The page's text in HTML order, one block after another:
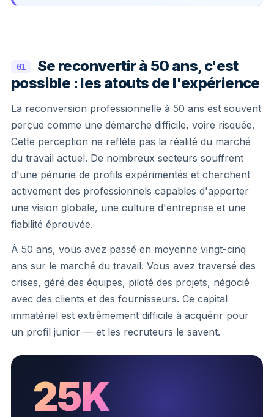
01
Se reconvertir à 50 ans, c'est
possible : les atouts de l'expérience
La reconversion professionnelle à 50 ans est souvent
perçue comme une démarche difficile, voire risquée.
Cette perception ne reflète pas la réalité du marché
du travail actuel. De nombreux secteurs souffrent
d'une pénurie de profils expérimentés et cherchent
activement des professionnels capables d'apporter
une vision globale, une culture d'entreprise et une
fiabilité éprouvée.
À 50 ans, vous avez passé en moyenne vingt-cinq
ans sur le marché du travail. Vous avez traversé des
crises, géré des équipes, piloté des projets, négocié
avec des clients et des fournisseurs. Ce capital
immatériel est extrêmement difficile à acquérir pour
un profil junior — et les recruteurs le savent.
25K